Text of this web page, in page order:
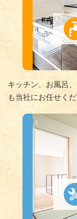
キッチン、お風呂
も当社にお任せくだ